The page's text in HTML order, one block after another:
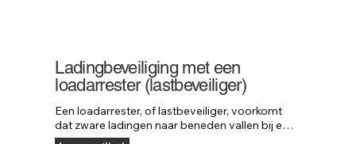
Ladingbeveiliging met een
loadarrester (lastbeveiliger)
Een loadarrester, of lastbeveiliger, voorkomt
dat zware ladingen naar beneden vallen bij een
defect aan hijs- of machineonderdelen. De rem